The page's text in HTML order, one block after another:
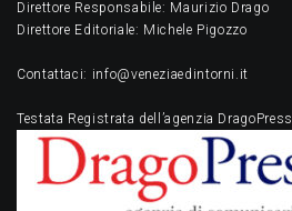
Direttore Responsabile: Maurizio Drago
Direttore Editoriale: Michele Pigozzo
Contattaci: info@veneziaedintorni.it
Testata Registrata dell’agenzia DragoPress